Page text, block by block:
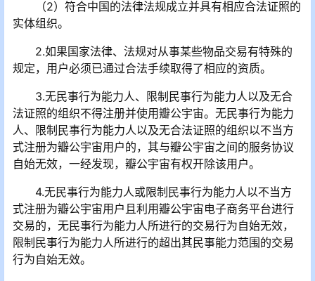
（2）符合中国的法律法规成立并具有相应合法证照的
实体组织。
2.如果国家法律、法规对从事某些物品交易有特殊的
规定，用户必须已通过合法手续取得了相应的资质。
3.无民事行为能力人、限制民事行为能力人以及无合
法证照的组织不得注册并使用瓣公宇宙。无民事行为能力
人、限制民事行为能力人以及无合法证照的组织以不当方
式注册为瓣公宇宙用户的，其与瓣公宇宙之间的服务协议
自始无效，一经发现，瓣公宇宙有权开除该用户。
4.无民事行为能力人或限制民事行为能力人以不当方
式注册为瓣公宇宙用户且利用瓣公宇宙电子商务平台进行
交易的，无民事行为能力人所进行的交易行为自始无效，
限制民事行为能力人所进行的超出其民事能力范围的交易
行为自始无效。